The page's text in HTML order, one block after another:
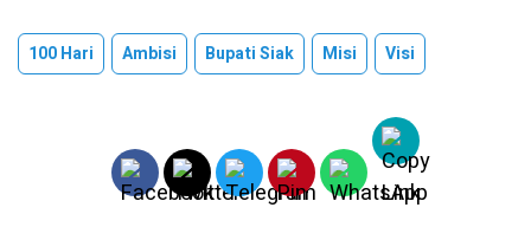
100 Hari Ambisi Bupati Siak Misi Visi